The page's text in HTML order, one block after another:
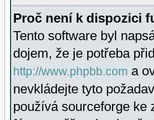
Proč není k dispozici
Tento software byl
dojem, že je potřeba
http://www.phpbb.com a
nevkládejte tyto
používá sourceforge ke